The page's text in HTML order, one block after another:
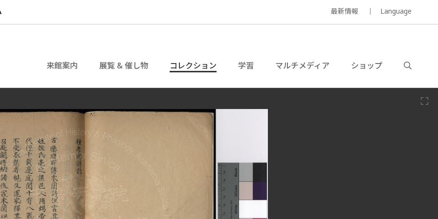
最新情報 Language
来館案内 展覧 & 催し物 コレクション 学習 マルチメディア ショップ